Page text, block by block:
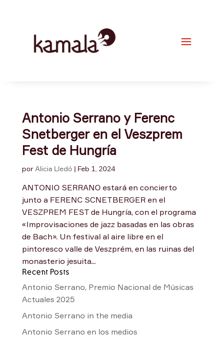
Antonio Serrano y Ferenc
Snetberger en el Veszprem
Fest de Hungría
por Alicia Lledó | Feb 1, 2024
ANTONIO SERRANO estará en concierto
junto a FERENC SCNETBERGER en el
VESZPREM FEST de Hungría, con el programa
«Improvisaciones de jazz basadas en las obras
de Bach». Un festival al aire libre en el
pintoresco valle de Veszprém, en las ruinas del
monasterio jesuita...
Recent Posts
Antonio Serrano, Premio Nacional de Músicas
Actuales 2025
Antonio Serrano in the media
Antonio Serrano en los medios